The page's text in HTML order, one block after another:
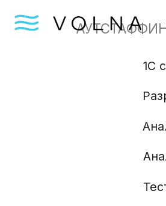
Разработчиков
Аналитиков 1с
Тестировщика
Дизайнера
АУТСТАФФИНГ УСЛУГИ: